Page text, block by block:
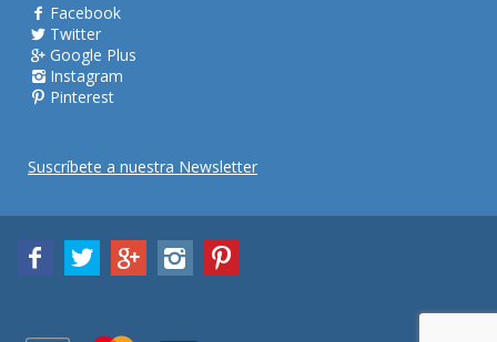
Facebook
Twitter
Google Plus
Instagram
Pinterest
Suscríbete a nuestra Newsletter